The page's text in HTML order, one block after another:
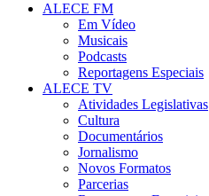
ALECE FM
Em Vídeo
Musicais
Podcasts
Reportagens Especiais
ALECE TV
Atividades Legislativas
Cultura
Documentários
Jornalismo
Novos Formatos
Parcerias